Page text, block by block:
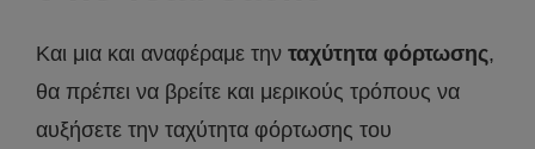
Και μια και αναφέραμε την ταχύτητα φόρτωσης,
θα πρέπει να βρείτε και μερικούς τρόπους να
αυξήσετε την ταχύτητα φόρτωσης του